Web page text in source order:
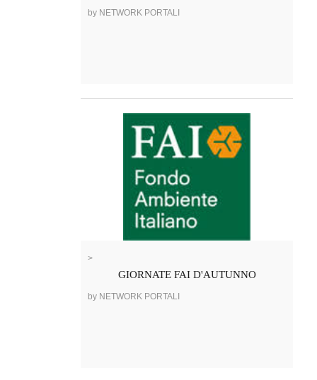
by NETWORK PORTALI
>
GIORNATE FAI D'AUTUNNO
by NETWORK PORTALI